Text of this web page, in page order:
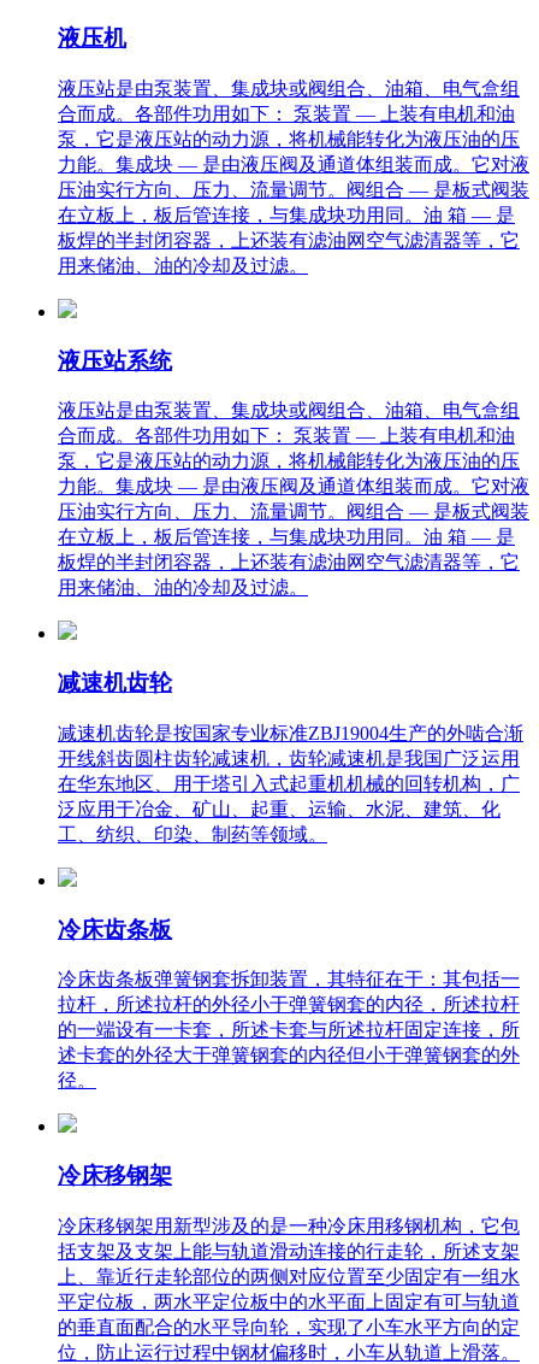
液压机
液压站是由泵装置、集成块或阀组合、油箱、电气盒组
合而成。各部件功用如下： 泵装置 — 上装有电机和油
泵，它是液压站的动力源，将机械能转化为液压油的压
力能。集成块 — 是由液压阀及通道体组装而成。它对液
压油实行方向、压力、流量调节。阀组合 — 是板式阀装
在立板上，板后管连接，与集成块功用同。油 箱 — 是
板焊的半封闭容器，上还装有滤油网空气滤清器等，它
用来储油、油的冷却及过滤。
液压站系统
液压站是由泵装置、集成块或阀组合、油箱、电气盒组
合而成。各部件功用如下： 泵装置 — 上装有电机和油
泵，它是液压站的动力源，将机械能转化为液压油的压
力能。集成块 — 是由液压阀及通道体组装而成。它对液
压油实行方向、压力、流量调节。阀组合 — 是板式阀装
在立板上，板后管连接，与集成块功用同。油 箱 — 是
板焊的半封闭容器，上还装有滤油网空气滤清器等，它
用来储油、油的冷却及过滤。
减速机齿轮
减速机齿轮是按国家专业标准ZBJ19004生产的外啮合渐
开线斜齿圆柱齿轮减速机，齿轮减速机是我国广泛运用
在华东地区、用于塔引入式起重机机械的回转机构，广
泛应用于冶金、矿山、起重、运输、水泥、建筑、化
工、纺织、印染、制药等领域。
冷床齿条板
冷床齿条板弹簧钢套拆卸装置，其特征在于：其包括一
拉杆，所述拉杆的外径小于弹簧钢套的内径，所述拉杆
的一端设有一卡套，所述卡套与所述拉杆固定连接，所
述卡套的外径大于弹簧钢套的内径但小于弹簧钢套的外
径。
冷床移钢架
冷床移钢架用新型涉及的是一种冷床用移钢机构，它包
括支架及支架上能与轨道滑动连接的行走轮，所述支架
上、靠近行走轮部位的两侧对应位置至少固定有一组水
平定位板，两水平定位板中的水平面上固定有可与轨道
的垂直面配合的水平导向轮，实现了小车水平方向的定
位，防止运行过程中钢材偏移时，小车从轨道上滑落。